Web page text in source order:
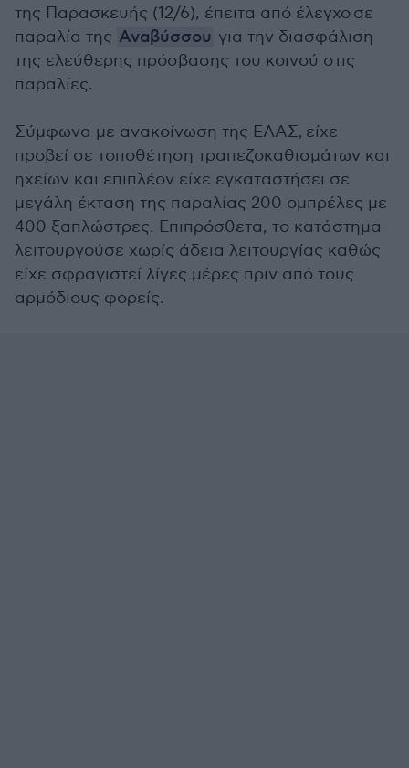
της Παρασκευής (12/6), έπειτα από έλεγχο σε
παραλία της Αναβύσσου για την διασφάλιση
της ελεύθερης πρόσβασης του κοινού στις
παραλίες.
Σύμφωνα με ανακοίνωση της ΕΛΑΣ, είχε
προβεί σε τοποθέτηση τραπεζοκαθισμάτων και
ηχείων και επιπλέον είχε εγκαταστήσει σε
μεγάλη έκταση της παραλίας 200 ομπρέλες με
400 ξαπλώστρες. Επιπρόσθετα, το κατάστημα
λειτουργούσε χωρίς άδεια λειτουργίας καθώς
είχε σφραγιστεί λίγες μέρες πριν από τους
αρμόδιους φορείς.